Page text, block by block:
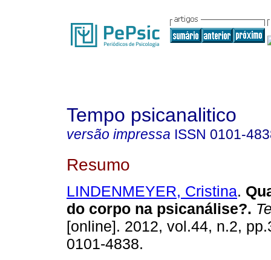
Tempo psicanalitico
versão impressa ISSN 0101-
Resumo
LINDENMEYER, Cristina.
do corpo na psicanálise?.
[online]. 2012, vol.44, n.2,
0101-4838.